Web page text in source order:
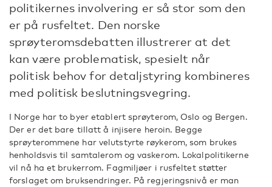
politikernes involvering er så stor som den
er på rusfeltet. Den norske
sprøyteromsdebatten illustrerer at det
kan være problematisk, spesielt når
politisk behov for detaljstyring kombineres
med politisk beslutningsvegring.
I Norge har to byer etablert sprøyterom, Oslo og Bergen.
Der er det bare tillatt å injisere heroin. Begge
sprøyterommene har velutstyrte røykerom, som brukes
henholdsvis til samtalerom og vaskerom. Lokalpolitikerne
vil nå ha et brukerrom. Fagmiljøer i rusfeltet støtter
forslaget om bruksendringer. På regjeringsnivå er man